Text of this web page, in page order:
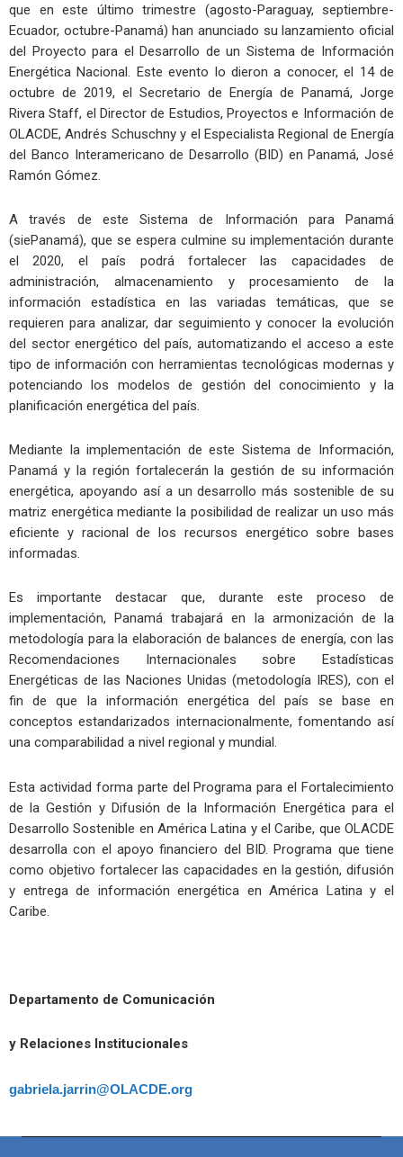
que en este último trimestre (agosto-Paraguay, septiembre-
Ecuador, octubre-Panamá) han anunciado su lanzamiento oficial
del Proyecto para el Desarrollo de un Sistema de Información
Energética Nacional. Este evento lo dieron a conocer, el 14 de
octubre de 2019, el Secretario de Energía de Panamá, Jorge
Rivera Staff, el Director de Estudios, Proyectos e Información de
OLACDE, Andrés Schuschny y el Especialista Regional de Energía
del Banco Interamericano de Desarrollo (BID) en Panamá, José
Ramón Gómez.
A través de este Sistema de Información para Panamá
(siePanamá), que se espera culmine su implementación durante
el 2020, el país podrá fortalecer las capacidades de
administración, almacenamiento y procesamiento de la
información estadística en las variadas temáticas, que se
requieren para analizar, dar seguimiento y conocer la evolución
del sector energético del país, automatizando el acceso a este
tipo de información con herramientas tecnológicas modernas y
potenciando los modelos de gestión del conocimiento y la
planificación energética del país.
Mediante la implementación de este Sistema de Información,
Panamá y la región fortalecerán la gestión de su información
energética, apoyando así a un desarrollo más sostenible de su
matriz energética mediante la posibilidad de realizar un uso más
eficiente y racional de los recursos energético sobre bases
informadas.
Es importante destacar que, durante este proceso de
implementación, Panamá trabajará en la armonización de la
metodología para la elaboración de balances de energía, con las
Recomendaciones Internacionales sobre Estadísticas
Energéticas de las Naciones Unidas (metodología IRES), con el
fin de que la información energética del país se base en
conceptos estandarizados internacionalmente, fomentando así
una comparabilidad a nivel regional y mundial.
Esta actividad forma parte del Programa para el Fortalecimiento
de la Gestión y Difusión de la Información Energética para el
Desarrollo Sostenible en América Latina y el Caribe, que OLACDE
desarrolla con el apoyo financiero del BID. Programa que tiene
como objetivo fortalecer las capacidades en la gestión, difusión
y entrega de información energética en América Latina y el
Caribe.
Departamento de Comunicación
y Relaciones Institucionales
gabriela.jarrin@OLACDE.org